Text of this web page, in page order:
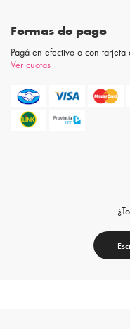
Formas de pago
Pagá en efectivo o con
Ver cuotas